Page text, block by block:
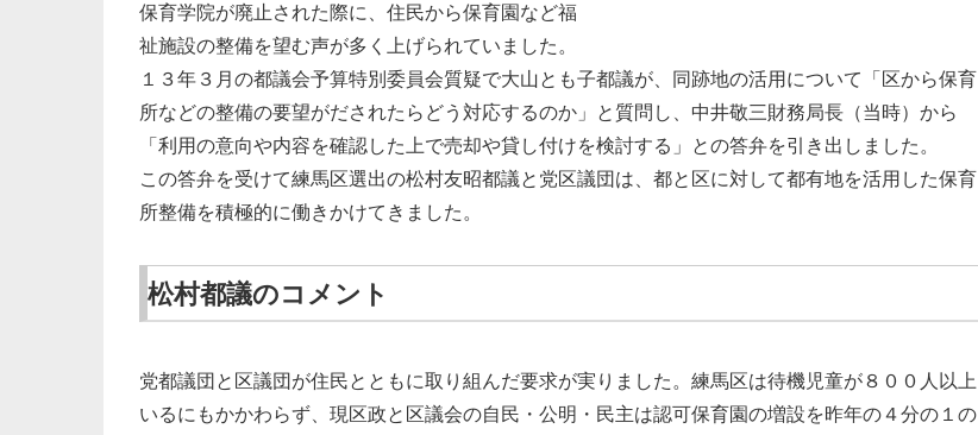
保育学院が廃止された際に、住民から保育園など福
祉施設の整備を望む声が多く上げられていました。
１３年３月の都議会予算特別委員会質疑で大山とも子都議が、同跡地の活用について「区から保育
所などの整備の要望がだされたらどう対応するのか」と質問し、中井敬三財務局長（当時）から
「利用の意向や内容を確認した上で売却や貸し付けを検討する」との答弁を引き出しました。
この答弁を受けて練馬区選出の松村友昭都議と党区議団は、都と区に対して都有地を活用した保育
所整備を積極的に働きかけてきました。
松村都議のコメント
党都議団と区議団が住民とともに取り組んだ要求が実りました。練馬区は待機児童が８００人以上
いるにもかかわらず、現区政と区議会の自民・公明・民主は認可保育園の増設を昨年の４分の１の